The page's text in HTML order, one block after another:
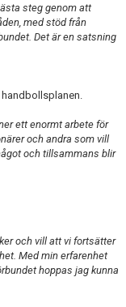
steg genom att
med stöd från
Det är en satsning
ett enormt arbete för
och andra som vill
och tillsammans blir
och vill att vi fortsätter
Med min erfarenhet
hoppas jag kunna